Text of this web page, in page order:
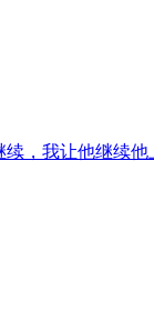
，我让他继续